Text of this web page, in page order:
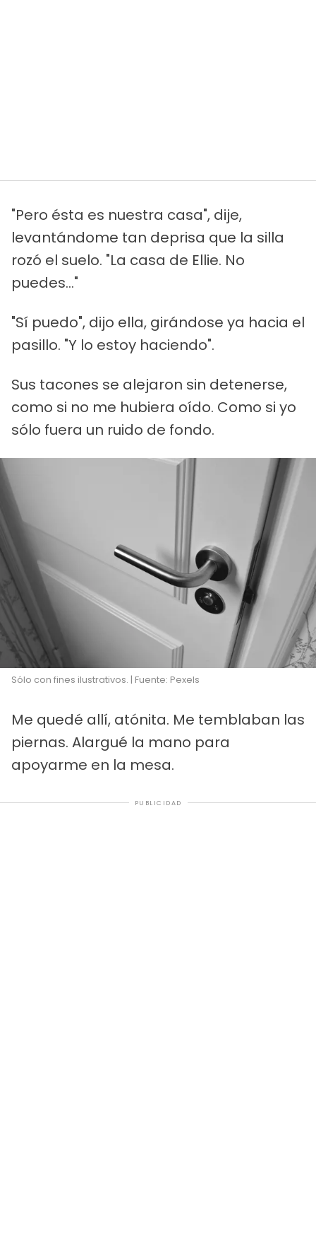
"Pero ésta es nuestra casa", dije,
levantándome tan deprisa que la silla
rozó el suelo. "La casa de Ellie. No
puedes..."
"Sí puedo", dijo ella, girándose ya hacia el
pasillo. "Y lo estoy haciendo".
Sus tacones se alejaron sin detenerse,
como si no me hubiera oído. Como si yo
sólo fuera un ruido de fondo.
Sólo con fines ilustrativos. | Fuente: Pexels
Me quedé allí, atónita. Me temblaban las
piernas. Alargué la mano para
apoyarme en la mesa.
PUBLICIDAD